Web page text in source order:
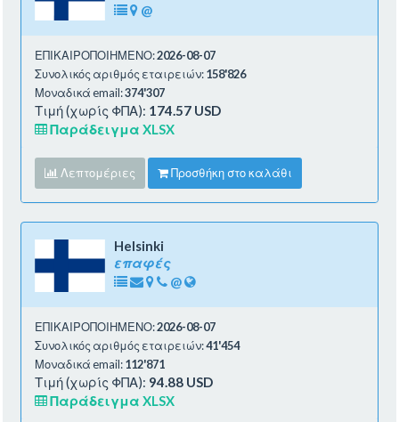
@
ΕΠΙΚΑΙΡΟΠΟΙΗΜΕΝΟ:2026-08-07
Συνολικός αριθμός εταιρειών:158'826
Μοναδικά email:374'307
Τιμή (χωρίς ΦΠΑ): 174.57 USD
Παράδειγμα XLSX
Λεπτομέριες Προσθήκη στο καλάθι
Helsinki
επαφές
@
ΕΠΙΚΑΙΡΟΠΟΙΗΜΕΝΟ:2026-08-07
Συνολικός αριθμός εταιρειών:41'454
Μοναδικά email:112'871
Τιμή (χωρίς ΦΠΑ): 94.88 USD
Παράδειγμα XLSX